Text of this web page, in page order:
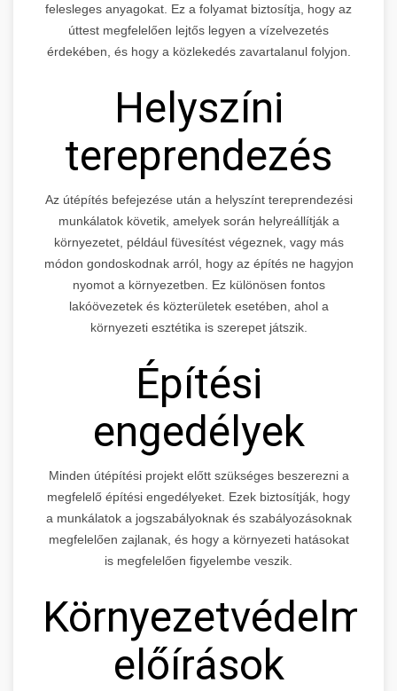
felesleges anyagokat. Ez a folyamat biztosítja, hogy az
úttest megfelelően lejtős legyen a vízelvezetés
érdekében, és hogy a közlekedés zavartalanul folyjon.
Helyszíni
tereprendezés
Az útépítés befejezése után a helyszínt tereprendezési
munkálatok követik, amelyek során helyreállítják a
környezetet, például füvesítést végeznek, vagy más
módon gondoskodnak arról, hogy az építés ne hagyjon
nyomot a környezetben. Ez különösen fontos
lakóövezetek és közterületek esetében, ahol a
környezeti esztétika is szerepet játszik.
Építési
engedélyek
Minden útépítési projekt előtt szükséges beszerezni a
megfelelő építési engedélyeket. Ezek biztosítják, hogy
a munkálatok a jogszabályoknak és szabályozásoknak
megfelelően zajlanak, és hogy a környezeti hatásokat
is megfelelően figyelembe veszik.
Környezetvédelmi
előírások